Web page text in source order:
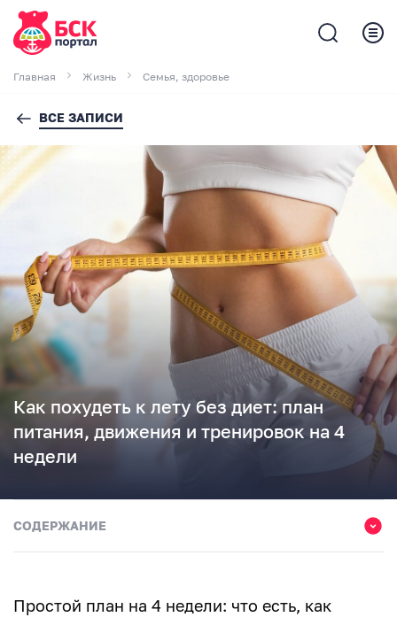
Главная Жизнь Семья, здоровье
ВСЕ ЗАПИСИ
Как похудеть к лету без диет: план
питания, движения и тренировок на 4
недели
СОДЕРЖАНИЕ
Почему не стоит начинать с жесткой диеты
Простой план на 4 недели: что есть, как